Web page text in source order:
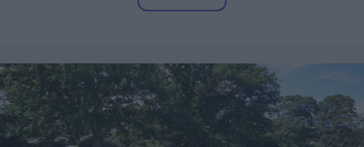
Sundsholmen Genbrugsplads, Nørresundby, som
har adressen Sundsholmen 20, 9400
Nørresundby.